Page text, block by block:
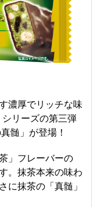
濃厚でリッチな味
リーズの第三弾
髄」が登場！
」フレーバーの
。抹茶本来の味わ
に抹茶の「真髄」